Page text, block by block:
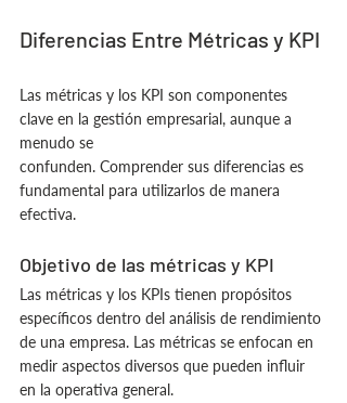
Diferencias Entre Métricas y KPI
Las métricas y los KPI son componentes
clave en la gestión empresarial, aunque a
menudo se
confunden. Comprender sus diferencias es
fundamental para utilizarlos de manera
efectiva.
Objetivo de las métricas y KPI
Las métricas y los KPIs tienen propósitos
específicos dentro del análisis de rendimiento
de una empresa. Las métricas se enfocan en
medir aspectos diversos que pueden influir
en la operativa general.